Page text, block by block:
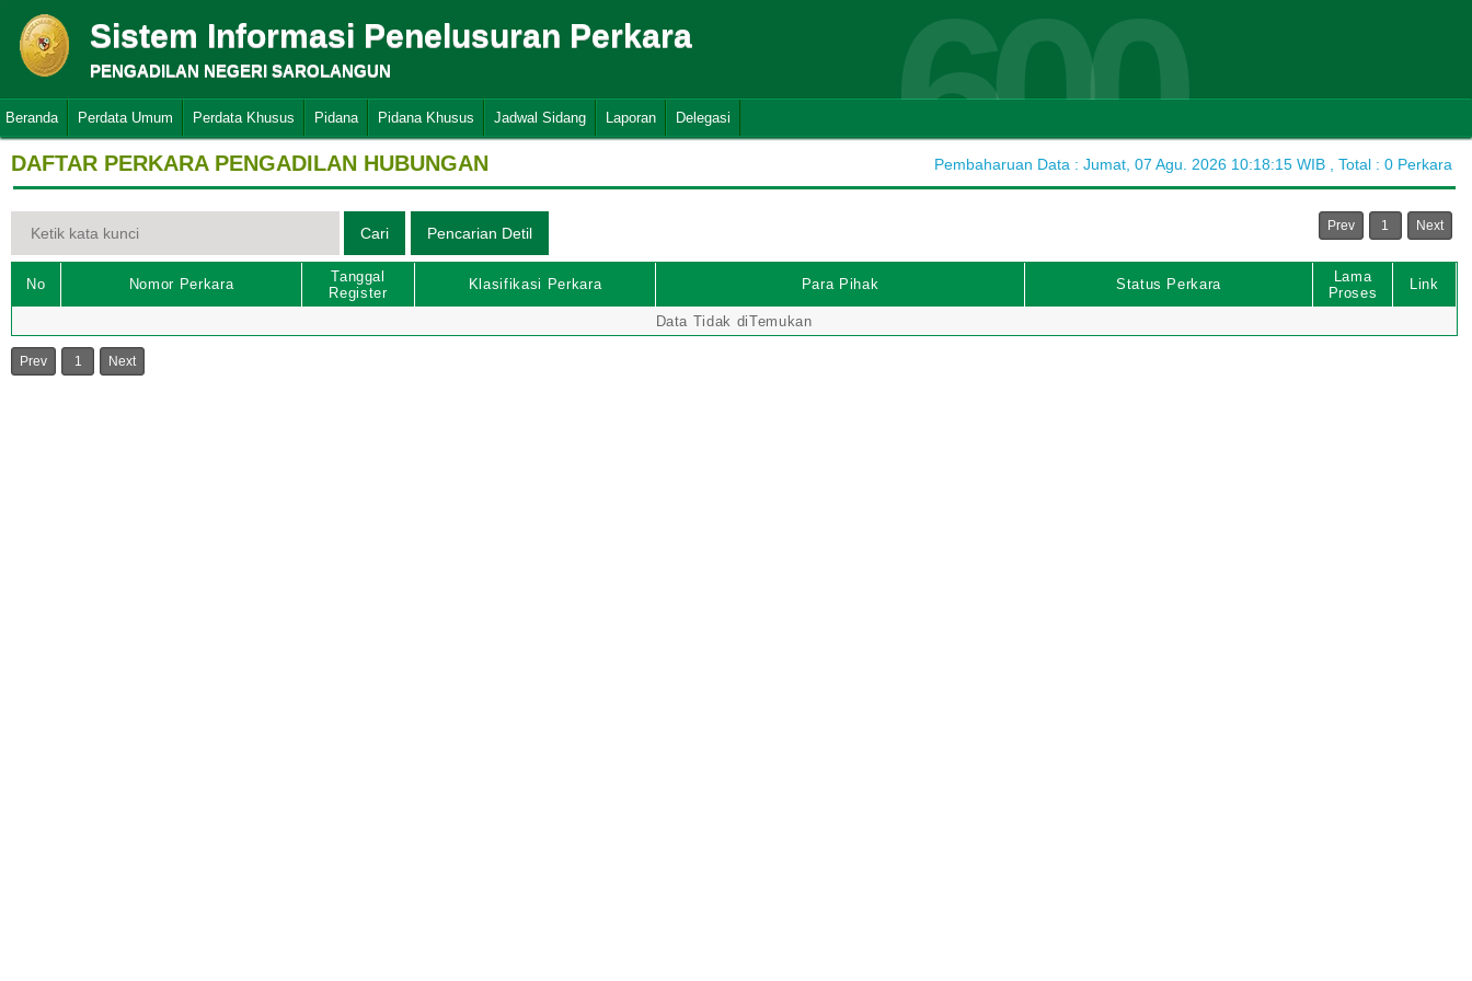
Sistem Informasi Penelusuran Perkara
PENGADILAN NEGERI SAROLANGUN 600
Beranda Perdata Umum Perdata Khusus Pidana Pidana Khusus Jadwal Sidang Laporan Delegasi
DAFTAR PERKARA PENGADILAN HUBUNGAN Pembaharuan Data : Jumat, 07 Agu. 2026 10:18:15 WIB , Total : 0 Perkara
Prev 1 Next
No Nomor Perkara
Tanggal
Register
Klasifikasi Perkara Para Pihak Status Perkara
Lama
Proses
Link
Data Tidak diTemukan
Prev 1 Next